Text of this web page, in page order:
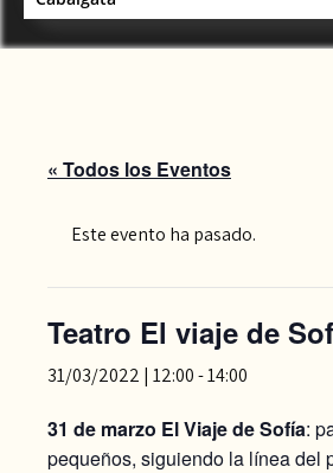
« Todos los Eventos
Este evento ha pasado.
Teatro El viaje de
31/03/2022 | 12:00-14:00
31 de marzo El Viaje de Sofía:
pequeños, siguiendo la línea del